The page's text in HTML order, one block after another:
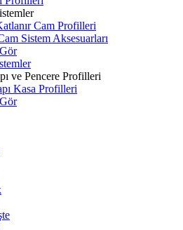
Cam Profilleri
Sistem Aksesuarları
ve Pencere Profilleri
Kasa Profilleri